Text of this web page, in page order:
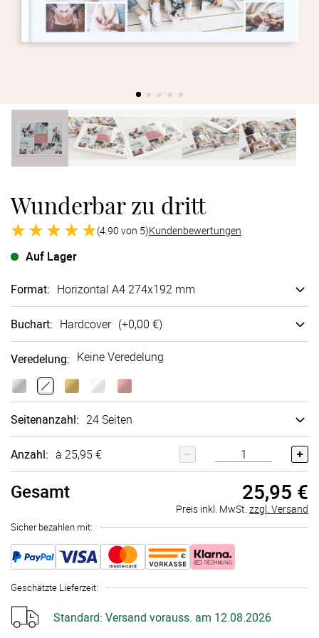
Wunderbar zu dritt
(4.90 von 5)Kundenbewertungen
Auf Lager
Format: Horizontal A4 274x192 mm
Buchart: Hard­cover (+0,00 €)
Veredelung: Keine Veredelung
Seitenanzahl: 24 Seiten
Anzahl: à 25,95 €
Gesamt 25,95 €
Preis inkl. MwSt. zzgl. Versand
Sicher bezahlen mit:
Geschätzte Lieferzeit:
Standard: Versand vorauss. am 12.08.2026